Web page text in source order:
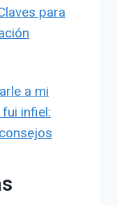
para
a mi
infiel: